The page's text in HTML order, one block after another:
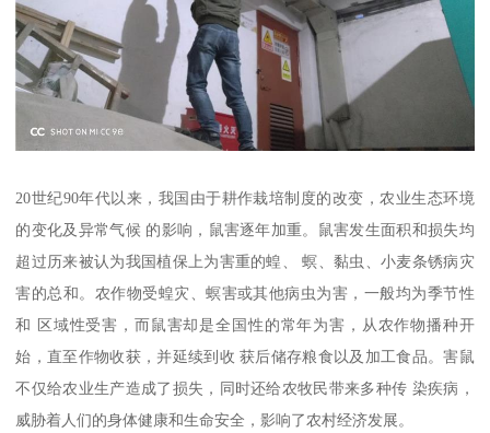
20世纪90年代以来，我国由于耕作栽培制度的改变，农业生态环境
的变化及异常气候 的影响，鼠害逐年加重。鼠害发生面积和损失均
超过历来被认为我国植保上为害重的蝗、 螟、黏虫、小麦条锈病灾
害的总和。农作物受蝗灾、螟害或其他病虫为害，一般均为季节性
和 区域性受害，而鼠害却是全国性的常年为害，从农作物播种开
始，直至作物收获，并延续到收 获后储存粮食以及加工食品。害鼠
不仅给农业生产造成了损失，同时还给农牧民带来多种传 染疾病，
威胁着人们的身体健康和生命安全，影响了农村经济发展。